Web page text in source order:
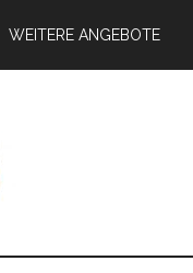
WEITERE ANGEBOTE